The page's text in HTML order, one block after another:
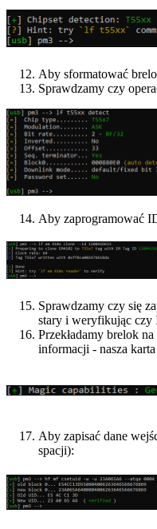
Aby sformatować
Sprawdzamy czy
Aby zaprogramować
Sprawdzamy czy się
stary i weryfikując czy
Przekładamy brelok
informacji - nasza
Aby zapisać dane
spacji):